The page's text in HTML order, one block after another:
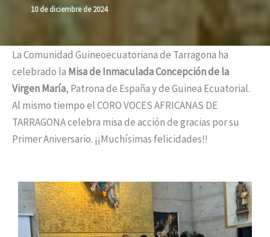
10 de diciembre de 2024
La Comunidad Guineoecuatoriana de Tarragona ha
celebrado la Misa de Inmaculada Concepción de la
Virgen María, Patrona de España y de Guinea Ecuatorial.
Al mismo tiempo el CORO VOCES AFRICANAS DE
TARRAGONA celebra misa de acción de gracias por su
Primer Aniversario. ¡¡Muchísimas felicidades!!